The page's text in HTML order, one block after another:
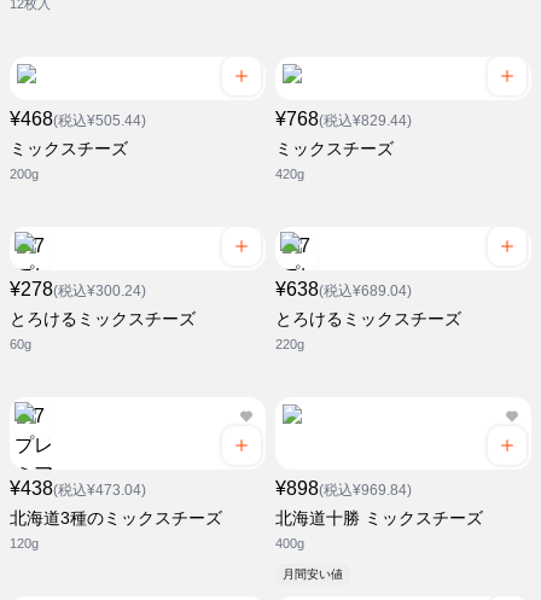
12枚入
¥468(税込¥505.44)
ミックスチーズ
200g
¥768(税込¥829.44)
ミックスチーズ
420g
¥278(税込¥300.24)
とろけるミックスチーズ
60g
¥638(税込¥689.04)
とろけるミックスチーズ
220g
¥438(税込¥473.04)
北海道3種のミックスチーズ
120g
¥898(税込¥969.84)
北海道十勝 ミックスチーズ
400g
月間安い値